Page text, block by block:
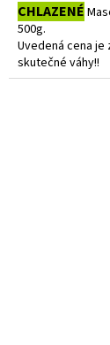
CHLAZENÉ
500g.
Uvedená cena
skutečné váhy!!
Do košíku